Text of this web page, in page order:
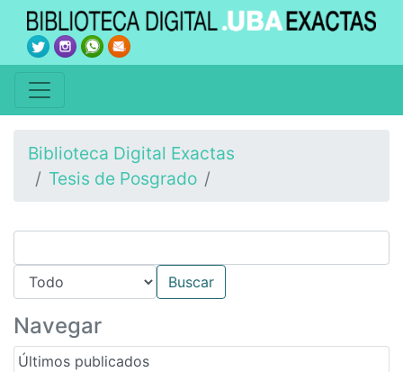
Biblioteca Digital Exactas
Tesis de Posgrado
Navegar
Últimos publicados